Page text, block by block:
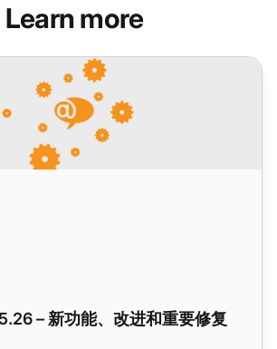
Learn more
功能、改进和重要修复
– 新功能、改进和重要修复